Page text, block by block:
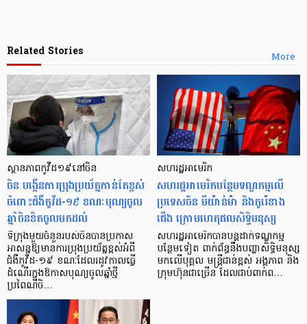
More
Related Stories
ស្ថានភាពកូវីដ១៩នៅចិន
ចិន បង្កើនការប្រុងប្រយ័ត្នកាន់តែខ្ពស់
ចំពោះជំងឺកូវីដ-១៩ ខណៈបុណ្យចូល
ឆ្នាំចិនខិតចូលមកដល់
ទីក្រុងមួយចំនួនរបស់ចិនបានប្រកាស
អាសន្នឱ្យមានការប្រុងប្រយ័ត្នខ្ពស់អំពី
ជំងឺកូវីដ-១៩ ខណៈដែលរដូវកាលធ្វើ
ដំណើរក្នុងឱកាសបុណ្យចូលឆ្នាំថ្មី
ប្រពៃណីចិ…
សហរដ្ឋអាមេរិក
សហរដ្ឋអាមេរិកបន្ថែមទណ្ឌកម្មលើ
ប្រទេសចិន មីយ៉ាន់ម៉ា និងកូរ៉េខាង
ជើង ក្រោមហេតុផលសិទ្ធិមនុស្ស
សហរដ្ឋអាមេរិកបានបន្តដាក់ទណ្ឌកម្ម
បន្ថែមទៀត ពាក់ព័ន្ធនឹងបញ្ហាសិទ្ធិមនុស្ស
មកលើបុគ្គល មន្ត្រីជាន់ខ្ពស់ អង្គភាព និង
ក្រុមហ៊ុនជាច្រើន ដែលជាប់ពាក់ព…